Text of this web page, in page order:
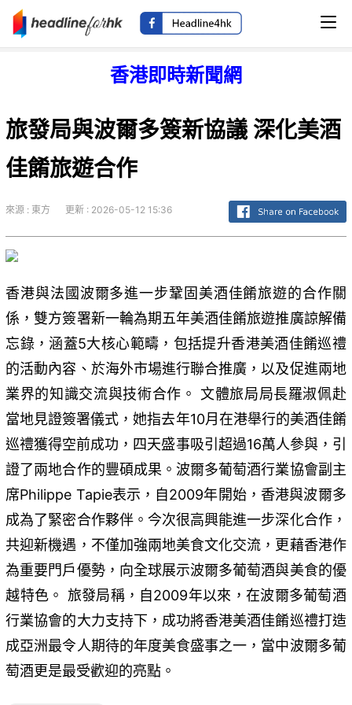
香港即時新聞網
旅發局與波爾多簽新協議 深化美酒
佳餚旅遊合作
來源 : 東方 更新 : 2026-05-12 15:36
香港與法國波爾多進一步鞏固美酒佳餚旅遊的合作關
係，雙方簽署新一輪為期五年美酒佳餚旅遊推廣諒解備
忘錄，涵蓋5大核心範疇，包括提升香港美酒佳餚巡禮
的活動內容、於海外市場進行聯合推廣，以及促進兩地
業界的知識交流與技術合作。 文體旅局局長羅淑佩赴
當地見證簽署儀式，她指去年10月在港舉行的美酒佳餚
巡禮獲得空前成功，四天盛事吸引超過16萬人參與，引
證了兩地合作的豐碩成果。波爾多葡萄酒行業協會副主
席Philippe Tapie表示，自2009年開始，香港與波爾多
成為了緊密合作夥伴。今次很高興能進一步深化合作，
共迎新機遇，不僅加強兩地美食文化交流，更藉香港作
為重要門戶優勢，向全球展示波爾多葡萄酒與美食的優
越特色。 旅發局稱，自2009年以來，在波爾多葡萄酒
行業協會的大力支持下，成功將香港美酒佳餚巡禮打造
成亞洲最令人期待的年度美食盛事之一，當中波爾多葡
萄酒更是最受歡迎的亮點。